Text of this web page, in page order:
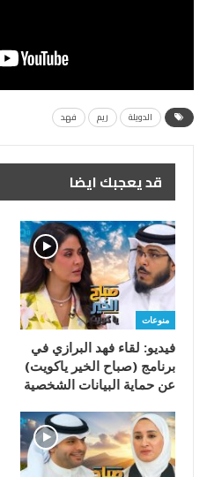
الدويلة ريم فهد
قد يعجبك ايضا
منوعات
فيديو: لقاء فهد البرازي في
برنامج (صباح الخير ياكويت)
عن حماية البيانات الشخصية